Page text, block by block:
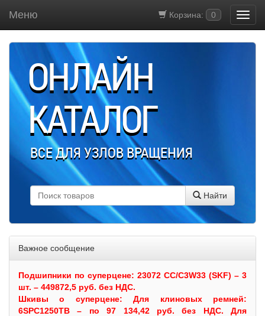
Корзина: 0
Меню
ОНЛАЙН
КАТАЛОГ
ВСЕ ДЛЯ УЗЛОВ ВРАЩЕНИЯ
Найти
Важное сообщение
Подшипники по суперцене: 23072 CC/C3W33 (SKF) – 3
шт. – 449872,5 руб. без НДС.
Шкивыо суперцене:Для клиновых ремней:
6SPC1250TB – по 97 134,42 руб. без НДС. Для